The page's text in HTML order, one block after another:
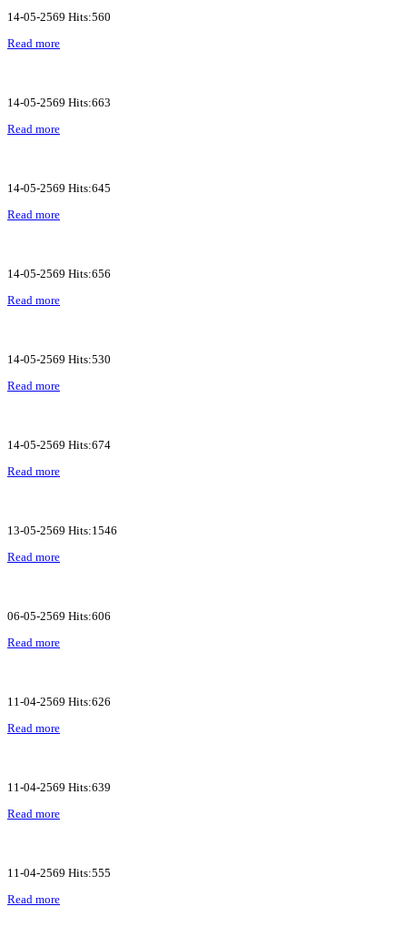
14-05-2569 Hits:560
Read more
14-05-2569 Hits:663
Read more
14-05-2569 Hits:645
Read more
14-05-2569 Hits:656
Read more
14-05-2569 Hits:530
Read more
14-05-2569 Hits:674
Read more
13-05-2569 Hits:1546
Read more
06-05-2569 Hits:606
Read more
11-04-2569 Hits:626
Read more
11-04-2569 Hits:639
Read more
11-04-2569 Hits:555
Read more